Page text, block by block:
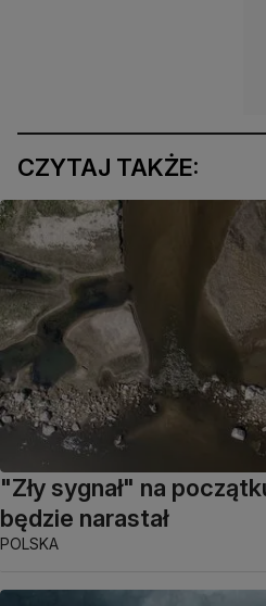
CZYTAJ TAKŻE:
"Zły sygnał" na
będzie narastał
POLSKA